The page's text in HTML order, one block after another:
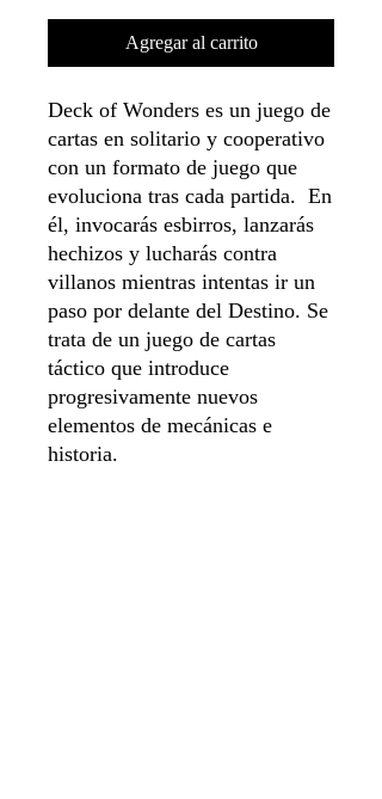
Agregar al carrito
Deck of Wonders es un juego de
cartas en solitario y cooperativo
con un formato de juego que
evoluciona tras cada partida. En
él, invocarás esbirros, lanzarás
hechizos y lucharás contra
villanos mientras intentas ir un
paso por delante del Destino. Se
trata de un juego de cartas
táctico que introduce
progresivamente nuevos
elementos de mecánicas e
historia.